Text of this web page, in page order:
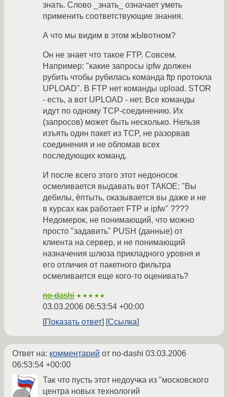
знать. Слово _знать_ означает уметь
применить соответствующие знания.
А что мы видим в этом жЫвотном?
Он не знает что такое FTP. Совсем.
Например: "какие запросы ipfw должен
рубить чтобы рубилась команда ftp протокла
UPLOAD". В FTP нет команды upload. STOR
- есть, а вот UPLOAD - нет. Все команды
идут по одному TCP-соединению. Их
(запросов) может быть несколько. Нельзя
изъять один пакет из TCP, не разорвав
соединения и не обломав всех
последующих команд.
И после всего этого этот недоносок
осмеливается выдавать вот ТАКОЕ: "Вы
дебилы, ёптыть, оказывается вы даже и не
в курсах как работает FTP и ipfw" ????
Недомерок, не понимающий, что можно
просто "задавить" PUSH (данные) от
клиента на сервер, и не понимающий
назначения шлюза прикладного уровня и
его отличия от пакетного фильтра
осмеливается еще кого-то оценивать?
no-dashi ★★★★★
03.03.2006 06:53:54 +00:00
Показать ответ
Ссылка
Ответ на: комментарий от no-dashi 03.03.2006
06:53:54 +00:00
Так что пусть этот недоучка из "московского
центра новых технологий